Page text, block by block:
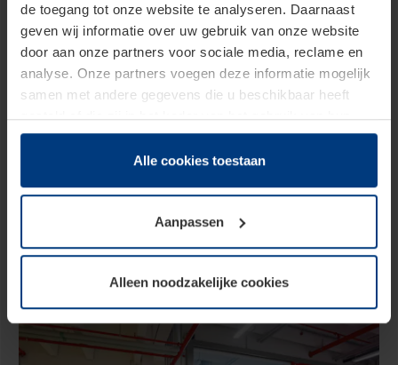
de toegang tot onze website te analyseren. Daarnaast
geven wij informatie over uw gebruik van onze website
door aan onze partners voor sociale media, reclame en
analyse. Onze partners voegen deze informatie mogelijk
samen met andere gegevens die u beschikbaar heeft
gesteld of die zij in het kader van het gebruik van hun
dienstverlening hebben verzameld.
Juridisch zijn wij gerechtigd om cookies op uw computer
onze pagina's absoluut noodzakelijk is. Voor alle andere
soorten cookies is uw toestemming vereist. Uw
toestemming kunt u op elk moment bij de uitleg van de
wijzigen of herroepen.
Alle cookies toestaan
Aanpassen
Alleen noodzakelijke cookies